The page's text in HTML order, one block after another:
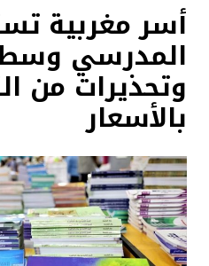
أسر مغربية
المدرسي
وتحذيرات من
بالأسعار